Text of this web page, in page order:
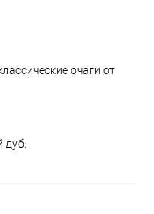
очаги от
дуб.